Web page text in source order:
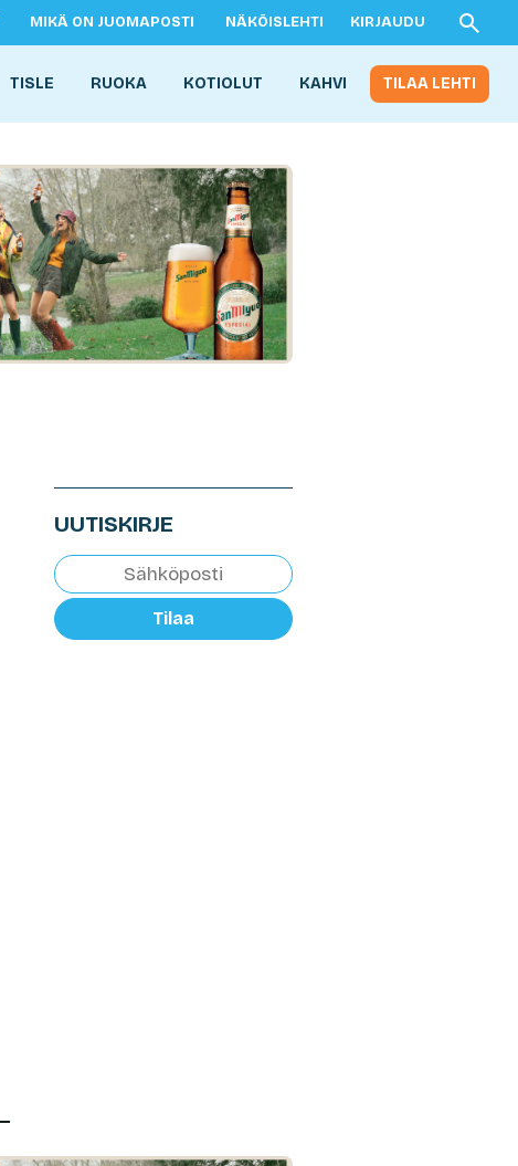
MIKÄ ON JUOMAPOSTI NÄKÖISLEHTI KIRJAUDU
TISLE RUOKA KOTIOLUT KAHVI TILAA LEHTI
UUTISKIRJE
Tilaa